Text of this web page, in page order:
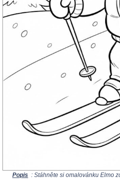
Popis : Stáhněte si omalovánku Elmo